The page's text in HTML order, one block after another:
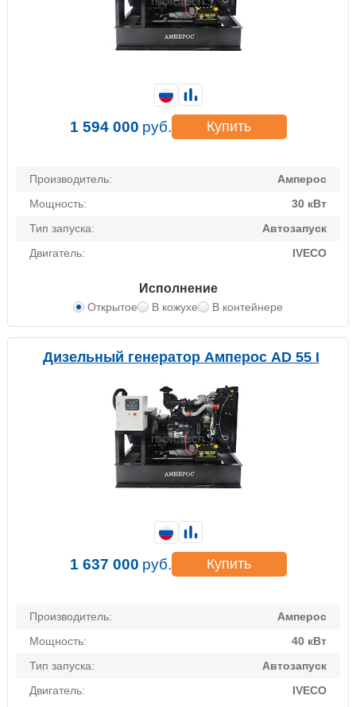
Производитель:
Амперос
Мощность:
30 кВт
Тип запуска:
Автозапуск
Двигатель:
IVECO
Исполнение
Открытое В кожухе В контейнере
1 594 000 руб. Купить
Дизельный генератор Амперос AD 55 I
Производитель:
Амперос
Мощность:
40 кВт
Тип запуска:
Автозапуск
Двигатель:
IVECO
1 637 000 руб. Купить